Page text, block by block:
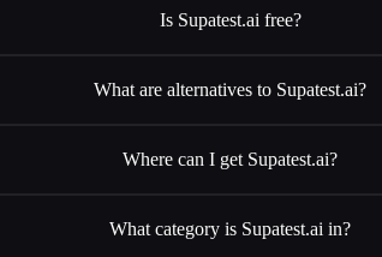
Is Supatest.ai free?
What are alternatives to Supatest.ai?
Where can I get Supatest.ai?
What category is Supatest.ai in?